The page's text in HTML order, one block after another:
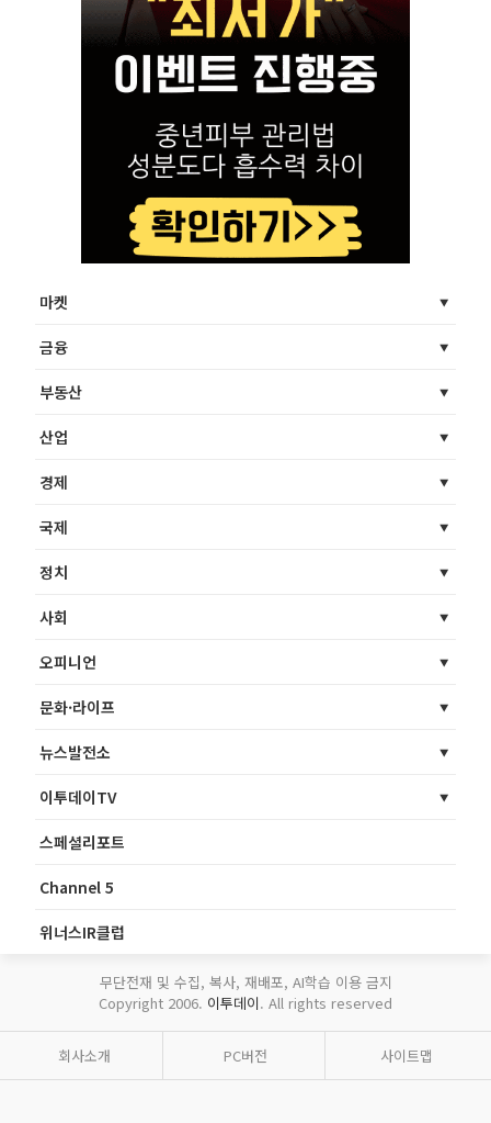
마켓
금융
부동산
산업
경제
국제
정치
사회
오피니언
문화·라이프
뉴스발전소
이투데이TV
스페셜리포트
Channel 5
위너스IR클럽
무단전재 및 수집, 복사, 재배포, AI학습 이용 금지
Copyright 2006. 이투데이. All rights reserved
회사소개 PC버전 사이트맵